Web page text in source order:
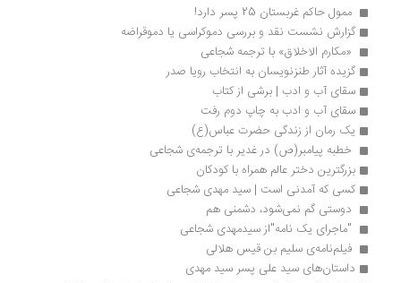
ممول حاکم غربستان 25 پسر دارد!
گزارش نشست نقد و بررسی دموکراسی یا دموقراضه
«مکارم الاخلاق» با ترجمه شجاعی
گزیده آثار طنزنویسان به انتخاب رویا صدر
سقای آب و ادب | برشی از کتاب
سقای آب و ادب به چاپ دوم رفت
یک رمان از زندگی حضرت عباس(ع)
خطبه پیامبر(ص) در غدیر با ترجمه‌ی شجاعی
بزرگترین دختر عالم همراه با کودکان
کسی که آمدنی است | سید مهدی شجاعی
دوستی گم نمی‌شود، دشمنی هم
"ماجرای یک نامه"از سیدمهدی شجاعی
فیلم‌نامه‌ی سلیم‌ بن قیس هلالی
داستان‌های سید علی پسر سید مهدی